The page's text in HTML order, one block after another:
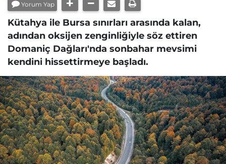
Yorum Yap
Kütahya ile Bursa sınırları arasında kalan,
adından oksijen zenginliğiyle söz ettiren
Domaniç Dağları'nda sonbahar mevsimi
kendini hissettirmeye başladı.